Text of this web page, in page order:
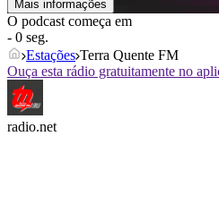
Mais informações
O podcast começa em
- 0 seg.
Estações Terra Quente FM
Ouça esta rádio gratuitamente no
radio.net